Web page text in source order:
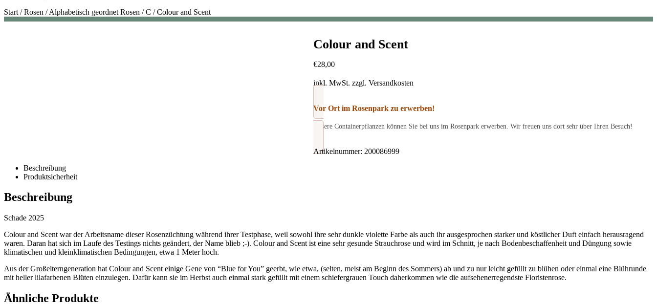
Start /Rosen /Alphabetisch geordnet Rosen /C /Colour and Scent
Colour and Scent
€28,00
inkl. MwSt. zzgl.Versandkosten
Vor Ort im Rosenpark zu erwerben!
Unsere Containerpflanzen können Sie bei uns im Rosenpark erwerben. Wir freuen uns dort sehr über Ihren Besuch!
Artikelnummer: 200086999
Beschreibung
Produktsicherheit
Beschreibung
Schade 2025
Colour and Scent war der Arbeitsname dieser Rosenzüchtung während ihrer Testphase, weil sowohl ihre sehr dunkle violette Farbe als auch ihr ausgesprochen starker und köstlicher Duft einfach herausragend
waren. Daran hat sich im Laufe des Testings nichts geändert, der Name blieb ;-). Colour and Scent ist eine sehr gesunde Strauchrose und wird im Schnitt, je nach Bodenbeschaffenheit und Düngung sowie
klimatischen und kleinklimatischen Bedingungen, etwa 1 Meter hoch.
Aus der Großelterngeneration hat Colour and Scent einige Gene von “Blue for You” geerbt, wie etwa, (selten, meist am Beginn des Sommers) ab und zu nur leicht gefüllt zu blühen oder einmal eine Blührunde
mit heller lilafarbenen Blüten einzulegen. Dafür kann sie im Herbst auch einmal stark gefüllt mit einem schiefergrauen Touch daherkommen wie die aufsehenerregendste Floristenrose.
Ähnliche Produkte